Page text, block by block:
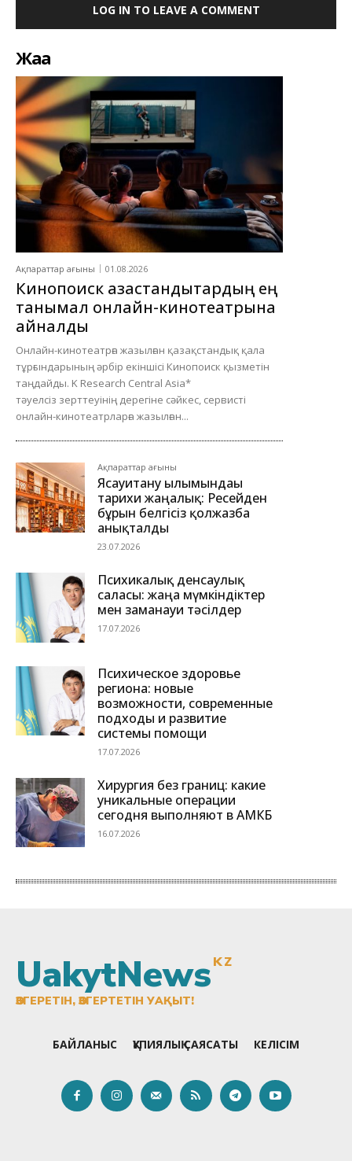
UakytNewsKZ
ӨЗГЕРЕТІН, ӨЗГЕРТЕТІН УАҚЫТ!
БАЙЛАНЫС ҚҰПИЯЛЫҚ САЯСАТЫ КЕЛІСІМ